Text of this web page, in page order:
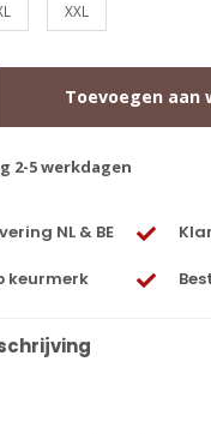
XXL
Toevoegen aan
2-5 werkdagen
NL & BE
keurmerk